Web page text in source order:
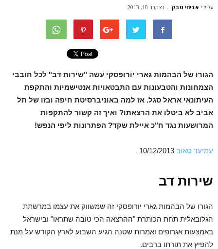
על ידי אביחי טבק - דצמבר 10, 2013
הגורו של הבהמות גארי יורופסקי עשה "שירות דב" לכל חובבי
הצמחונות והטבעונות עם התבטאויות אנטישמיות והתקפת
העיתונאי אראל סגל. אז למה באוניברסיטת חיפה ובזו של תל
אביב לא ביטלו את הרצאתו? ואיך זה קשור להתקפות
המרושעות נגד ח"כ איילת שקד? הפתרונות ליפי הנפש!
עמיעד טאוב
שירות דב
הגורו של הבהמות גארי יורופסקי זה שמשווק את עצמו במרשתת
הגלובאלית תחת הכותרת "ההרצאה הכי טובה שתראו" ובישראל
באמצעות אגרופים ואמרות שטנה הגיע השבוע לארץ הקודש על מנת
להפיץ את תורתו ברבים.